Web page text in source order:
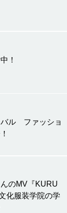
！
バル ファッショ
のMV『KURU
化服装学院の学